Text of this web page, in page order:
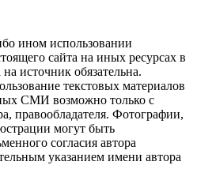
ином использовании
сайта на иных ресурсах в
источник обязательна.
текстовых материалов
СМИ возможно только с
правообладателя. Фотографии,
могут быть
согласия автора
указанием имени автора